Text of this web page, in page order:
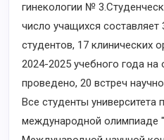
гинекологии №
число учащихся составляет
студентов, 17 клинических
2024-2025 учебного года на
проведено, 20 встреч
Все студенты университета
международной олимпиаде